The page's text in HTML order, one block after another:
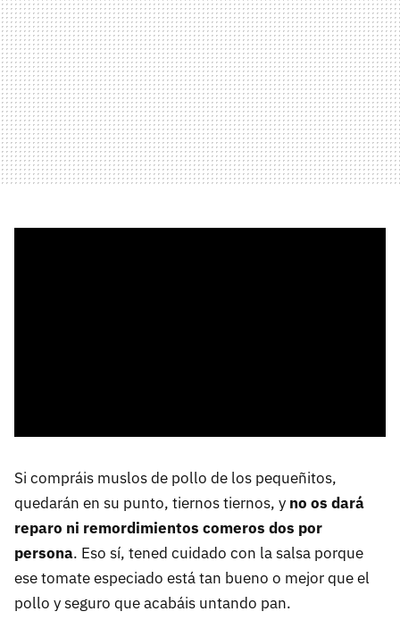
Si compráis muslos de pollo de los pequeñitos,
quedarán en su punto, tiernos tiernos, y no os dará
reparo ni remordimientos comeros dos por
persona. Eso sí, tened cuidado con la salsa porque
ese tomate especiado está tan bueno o mejor que el
pollo y seguro que acabáis untando pan.